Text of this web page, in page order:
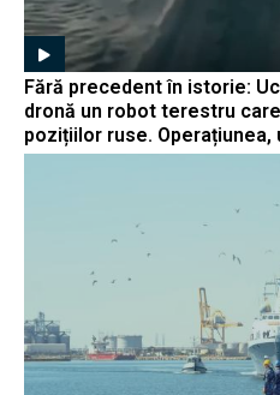
Fără precedent în istorie:
dronă un robot terestru
pozițiilor ruse. Operațiunea,